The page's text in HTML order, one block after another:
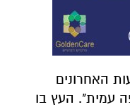
האחרונים
עמית". העץ בו